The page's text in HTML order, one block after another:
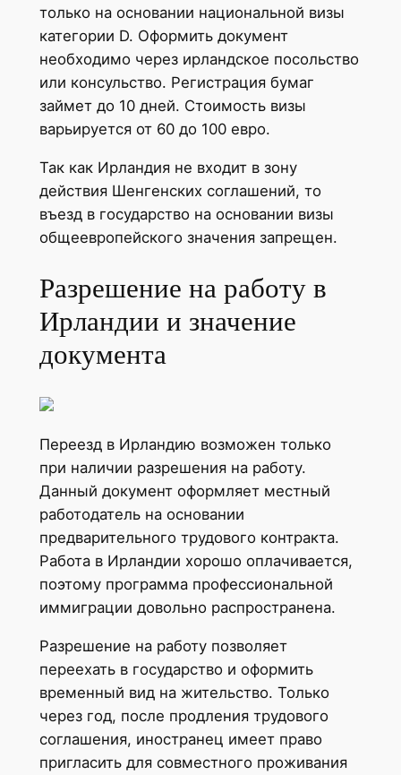
только на основании национальной визы
категории D. Оформить документ
необходимо через ирландское посольство
или консульство. Регистрация бумаг
займет до 10 дней. Стоимость визы
варьируется от 60 до 100 евро.
Так как Ирландия не входит в зону
действия Шенгенских соглашений, то
въезд в государство на основании визы
общеевропейского значения запрещен.
Разрешение на работу в
Ирландии и значение
документа
Переезд в Ирландию возможен только
при наличии разрешения на работу.
Данный документ оформляет местный
работодатель на основании
предварительного трудового контракта.
Работа в Ирландии хорошо оплачивается,
поэтому программа профессиональной
иммиграции довольно распространена.
Разрешение на работу позволяет
переехать в государство и оформить
временный вид на жительство. Только
через год, после продления трудового
соглашения, иностранец имеет право
пригласить для совместного проживания